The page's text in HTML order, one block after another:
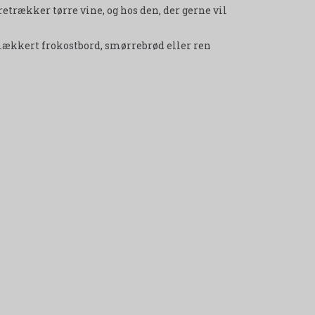
tørre vine, og hos den, der gerne vil
frokostbord, smørrebrød eller ren